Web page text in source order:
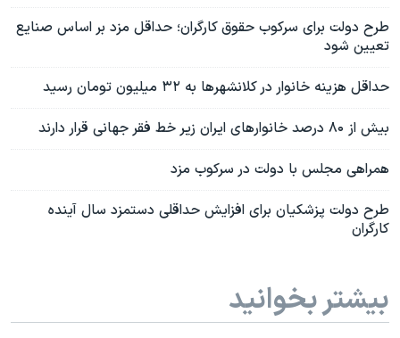
طرح دولت برای سرکوب حقوق کارگران؛ حداقل مزد بر اساس صنایع
تعیین شود
حداقل هزینه خانوار در کلانشهرها به ۳۲ میلیون تومان رسید
بیش از ۸۰ درصد خانوار‌های ایران زیر خط فقر جهانی قرار دارند
همراهی مجلس با دولت در سرکوب مزد
طرح دولت پزشکیان برای افزایش حداقلی دستمزد سال آینده
کارگران
بیشتر بخوانید